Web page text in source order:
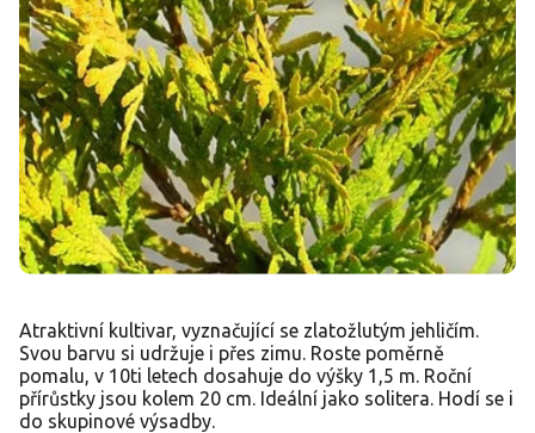
Atraktivní kultivar, vyznačující se zlatožlutým jehličím.
Svou barvu si udržuje i přes zimu. Roste poměrně
pomalu, v 10ti letech dosahuje do výšky 1,5 m. Roční
přírůstky jsou kolem 20 cm. Ideální jako solitera. Hodí se i
do skupinové výsadby.